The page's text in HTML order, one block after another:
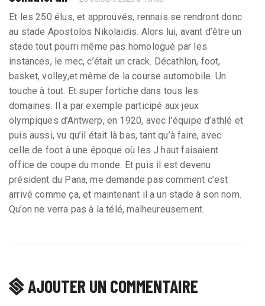
Et les 250 élus, et approuvés, rennais se rendront donc
au stade Apostolos Nikolaidis. Alors lui, avant d’être un
stade tout pourri même pas homologué par les
instances, le mec, c’était un crack. Décathlon, foot,
basket, volley,et même de la course automobile. Un
touche à tout. Et super fortiche dans tous les
domaines. Il a par exemple participé aux jeux
olympiques d’Antwerp, en 1920, avec l’équipe d’athlé et
puis aussi, vu qu’il était là bas, tant qu’à faire, avec
celle de foot à une époque où les J haut faisaient
office de coupe du monde. Et puis il est devenu
président du Pana, me demande pas comment c’est
arrivé comme ça, et maintenant il a un stade à son nom.
Qu’on ne verra pas à la télé, malheureusement.
AJOUTER UN COMMENTAIRE